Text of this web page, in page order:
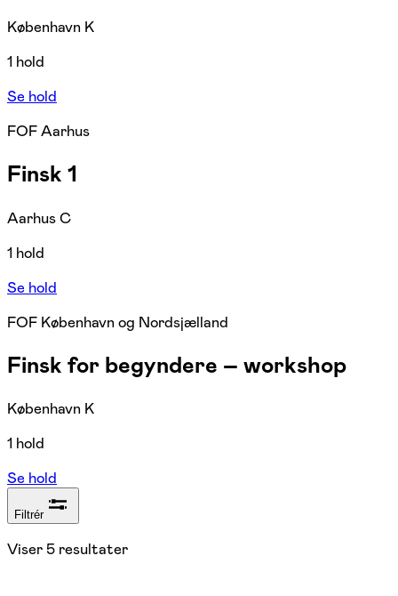
København K
1 hold
Se hold
FOF Aarhus
Finsk 1
Aarhus C
1 hold
Se hold
FOF København og Nordsjælland
Finsk for begyndere – workshop
København K
1 hold
Se hold
Filtrér
Viser 5 resultater